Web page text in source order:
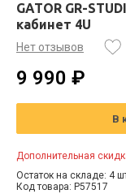
GATOR GR-
кабинет 4U
Нет отзывов
9 990 ₽
В
Дополнительная
Остаток на складе: 4
Код товара: P57517